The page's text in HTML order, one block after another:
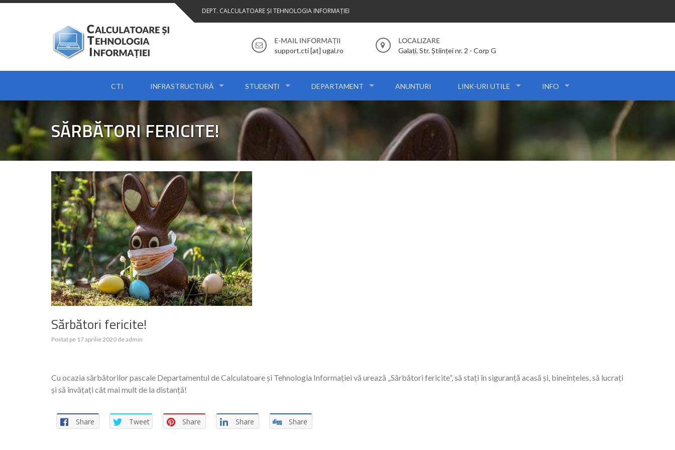
Skip
DEPT. CALCULATOARE ȘI TEHNOLOGIA INFORMAȚIEI
E-MAIL INFORMAȚII
support.cti [at] ugal.ro
LOCALIZARE
Galați, Str. Științei nr. 2 - Corp G
CTI INFRASTRUCTURĂ STUDENȚI DEPARTAMENT ANUNȚURI LINK-URI UTILE INFO
SĂRBĂTORI FERICITE!
Sărbători fericite!
Postat pe 17 aprilie 2020 deadmin
Cu ocazia sărbătorilor pascale Departamentul de Calculatoare și Tehnologia Informației vă urează „Sărbători fericite”, să stați în siguranță acasă și, bineînțeles, să lucrați
și să învățați cât mai mult de la distanță!
Share Tweet Share Share Share